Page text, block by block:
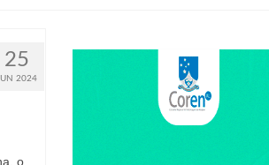
25
2024
o